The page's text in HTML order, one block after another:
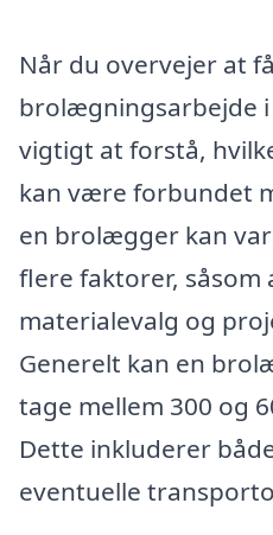
Når du overvejer at
brolægningsarbejde
vigtigt at forstå,
kan være forbundet
en brolægger kan
flere faktorer, såsom
materialevalg og
Generelt kan en
tage mellem 300 og
Dette inkluderer
eventuelle